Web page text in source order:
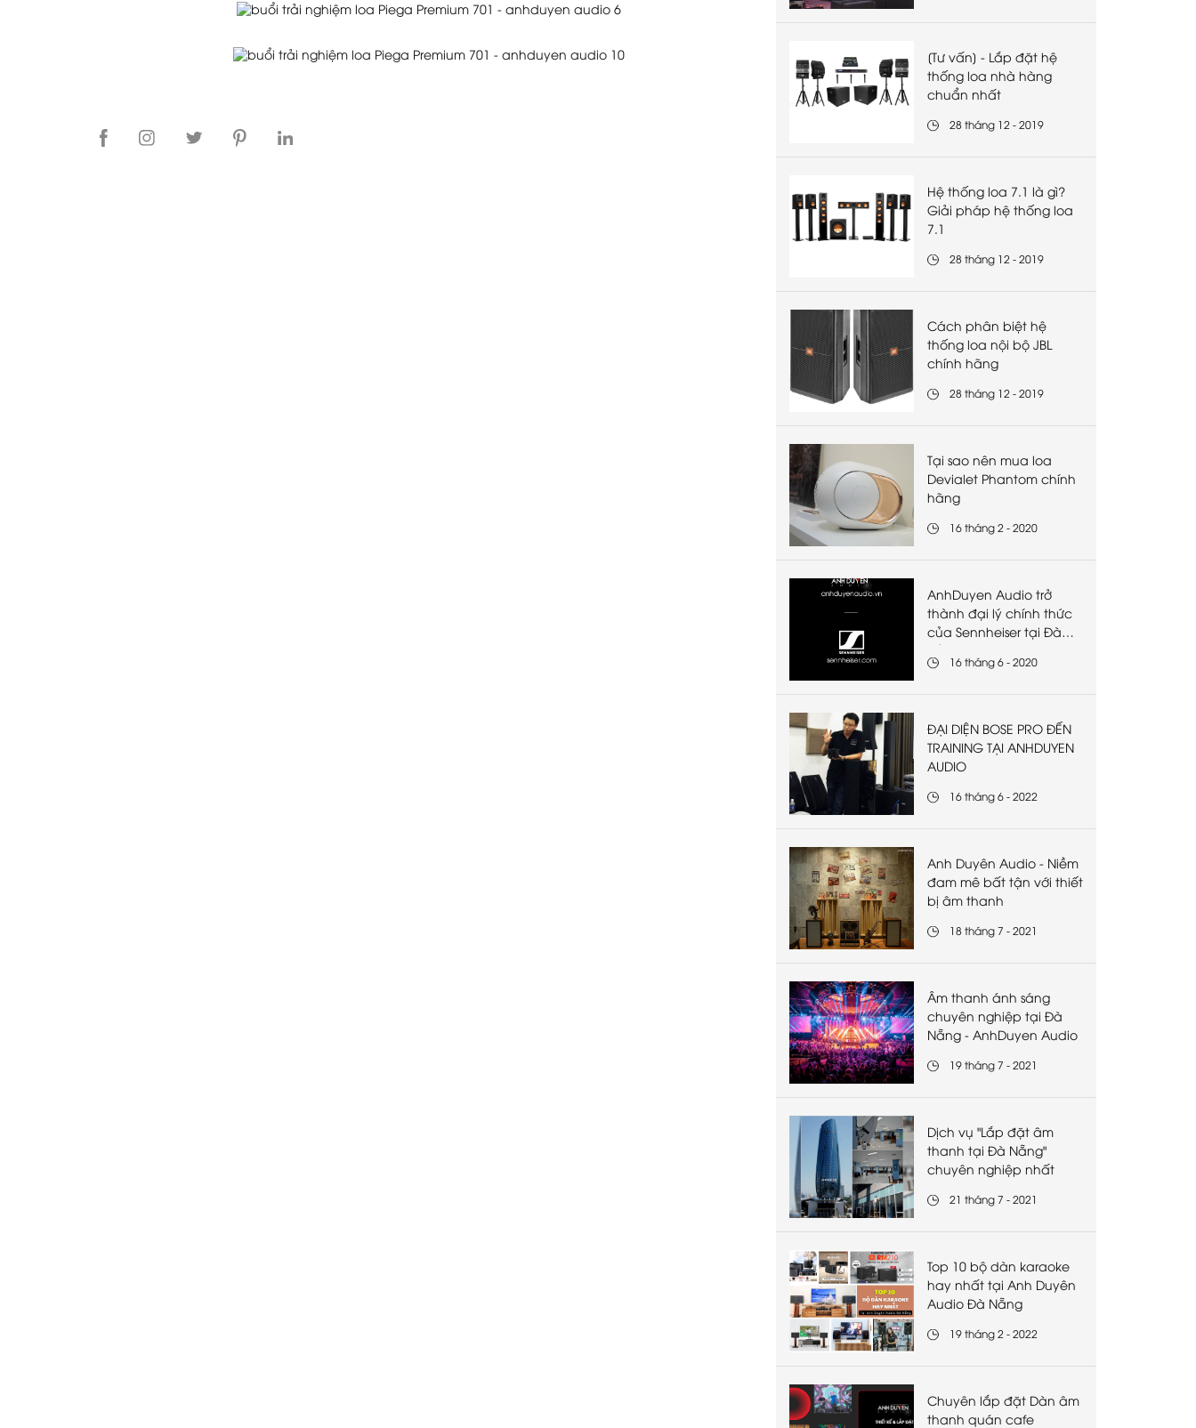
[Tư vấn] - Lắp đặt hệ
thống loa nhà hàng
chuẩn nhất
28 tháng 12 - 2019
Hệ thống loa 7.1 là gì?
Giải pháp hệ thống loa
7.1
28 tháng 12 - 2019
Cách phân biệt hệ
thống loa nội bộ JBL
chính hãng
28 tháng 12 - 2019
Tại sao nên mua loa
Devialet Phantom chính
hãng
16 tháng 2 - 2020
AnhDuyen Audio trở
thành đại lý chính thức
của Sennheiser tại Đà
16 tháng 6 - 2020
ĐẠI DIỆN BOSE PRO ĐẾN
TRAINING TẠI ANHDUYEN
AUDIO
16 tháng 6 - 2022
Anh Duyên Audio - Niềm
đam mê bất tận với thiết
bị âm thanh
18 tháng 7 - 2021
Âm thanh ánh sáng
chuyên nghiệp tại Đà
Nẵng - AnhDuyen Audio
19 tháng 7 - 2021
Dịch vụ "Lắp đặt âm
thanh tại Đà Nẵng"
chuyên nghiệp nhất
21 tháng 7 - 2021
Top 10 bộ dàn karaoke
hay nhất tại Anh Duyên
Audio Đà Nẵng
19 tháng 2 - 2022
Chuyên lắp đặt Dàn âm
thanh quán cafe